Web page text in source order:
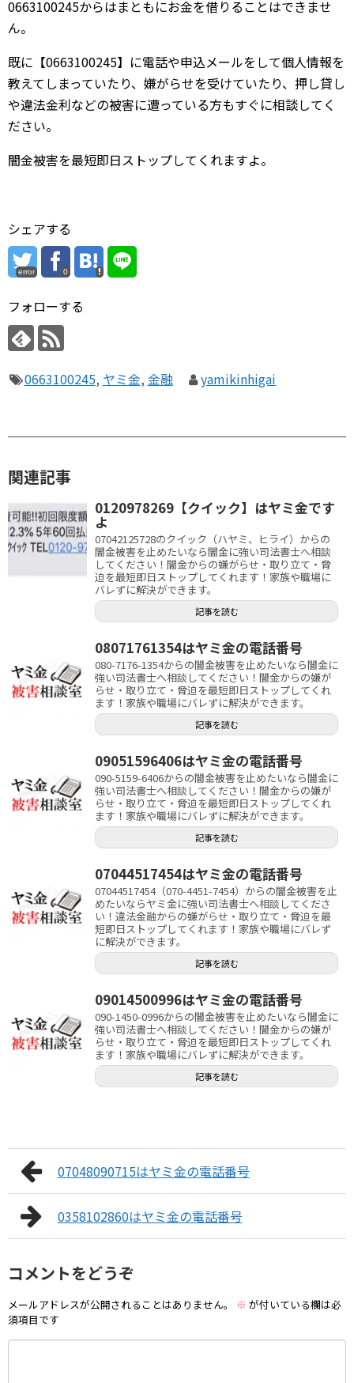
0663100245からはまともにお金を借りることはできませ
ん。
既に【0663100245】に電話や申込メールをして個人情報を
教えてしまっていたり、嫌がらせを受けていたり、押し貸し
や違法金利などの被害に遭っている方もすぐに相談してく
ださい。
闇金被害を最短即日ストップしてくれますよ。
シェアする
error 0
フォローする
0663100245, ヤミ金, 金融 yamikinhigai
関連記事
0120978269【クイック】はヤミ金です
よ
07042125728のクイック（ハヤミ、ヒライ）からの
闇金被害を止めたいなら闇金に強い司法書士へ相談
してください！闇金からの嫌がらせ・取り立て・脅
迫を最短即日ストップしてくれます！家族や職場に
バレずに解決ができます。
記事を読む
08071761354はヤミ金の電話番号
080-7176-1354からの闇金被害を止めたいなら闇金に
強い司法書士へ相談してください！闇金からの嫌が
らせ・取り立て・脅迫を最短即日ストップしてくれ
ます！家族や職場にバレずに解決ができます。
記事を読む
09051596406はヤミ金の電話番号
090-5159-6406からの闇金被害を止めたいなら闇金に
強い司法書士へ相談してください！闇金からの嫌が
らせ・取り立て・脅迫を最短即日ストップしてくれ
ます！家族や職場にバレずに解決ができます。
記事を読む
07044517454はヤミ金の電話番号
07044517454（070-4451-7454）からの闇金被害を止
めたいならヤミ金に強い司法書士へ相談してくださ
い！違法金融からの嫌がらせ・取り立て・脅迫を最
短即日ストップしてくれます！家族や職場にバレず
に解決ができます。
記事を読む
09014500996はヤミ金の電話番号
090-1450-0996からの闇金被害を止めたいなら闇金に
強い司法書士へ相談してください！闇金からの嫌が
らせ・取り立て・脅迫を最短即日ストップしてくれ
ます！家族や職場にバレずに解決ができます。
記事を読む
07048090715はヤミ金の電話番号
0358102860はヤミ金の電話番号
コメントをどうぞ
メールアドレスが公開されることはありません。 ※ が付いている欄は必
須項目です